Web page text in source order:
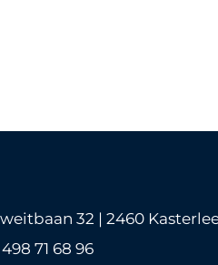
32 | 2460
71 68 96